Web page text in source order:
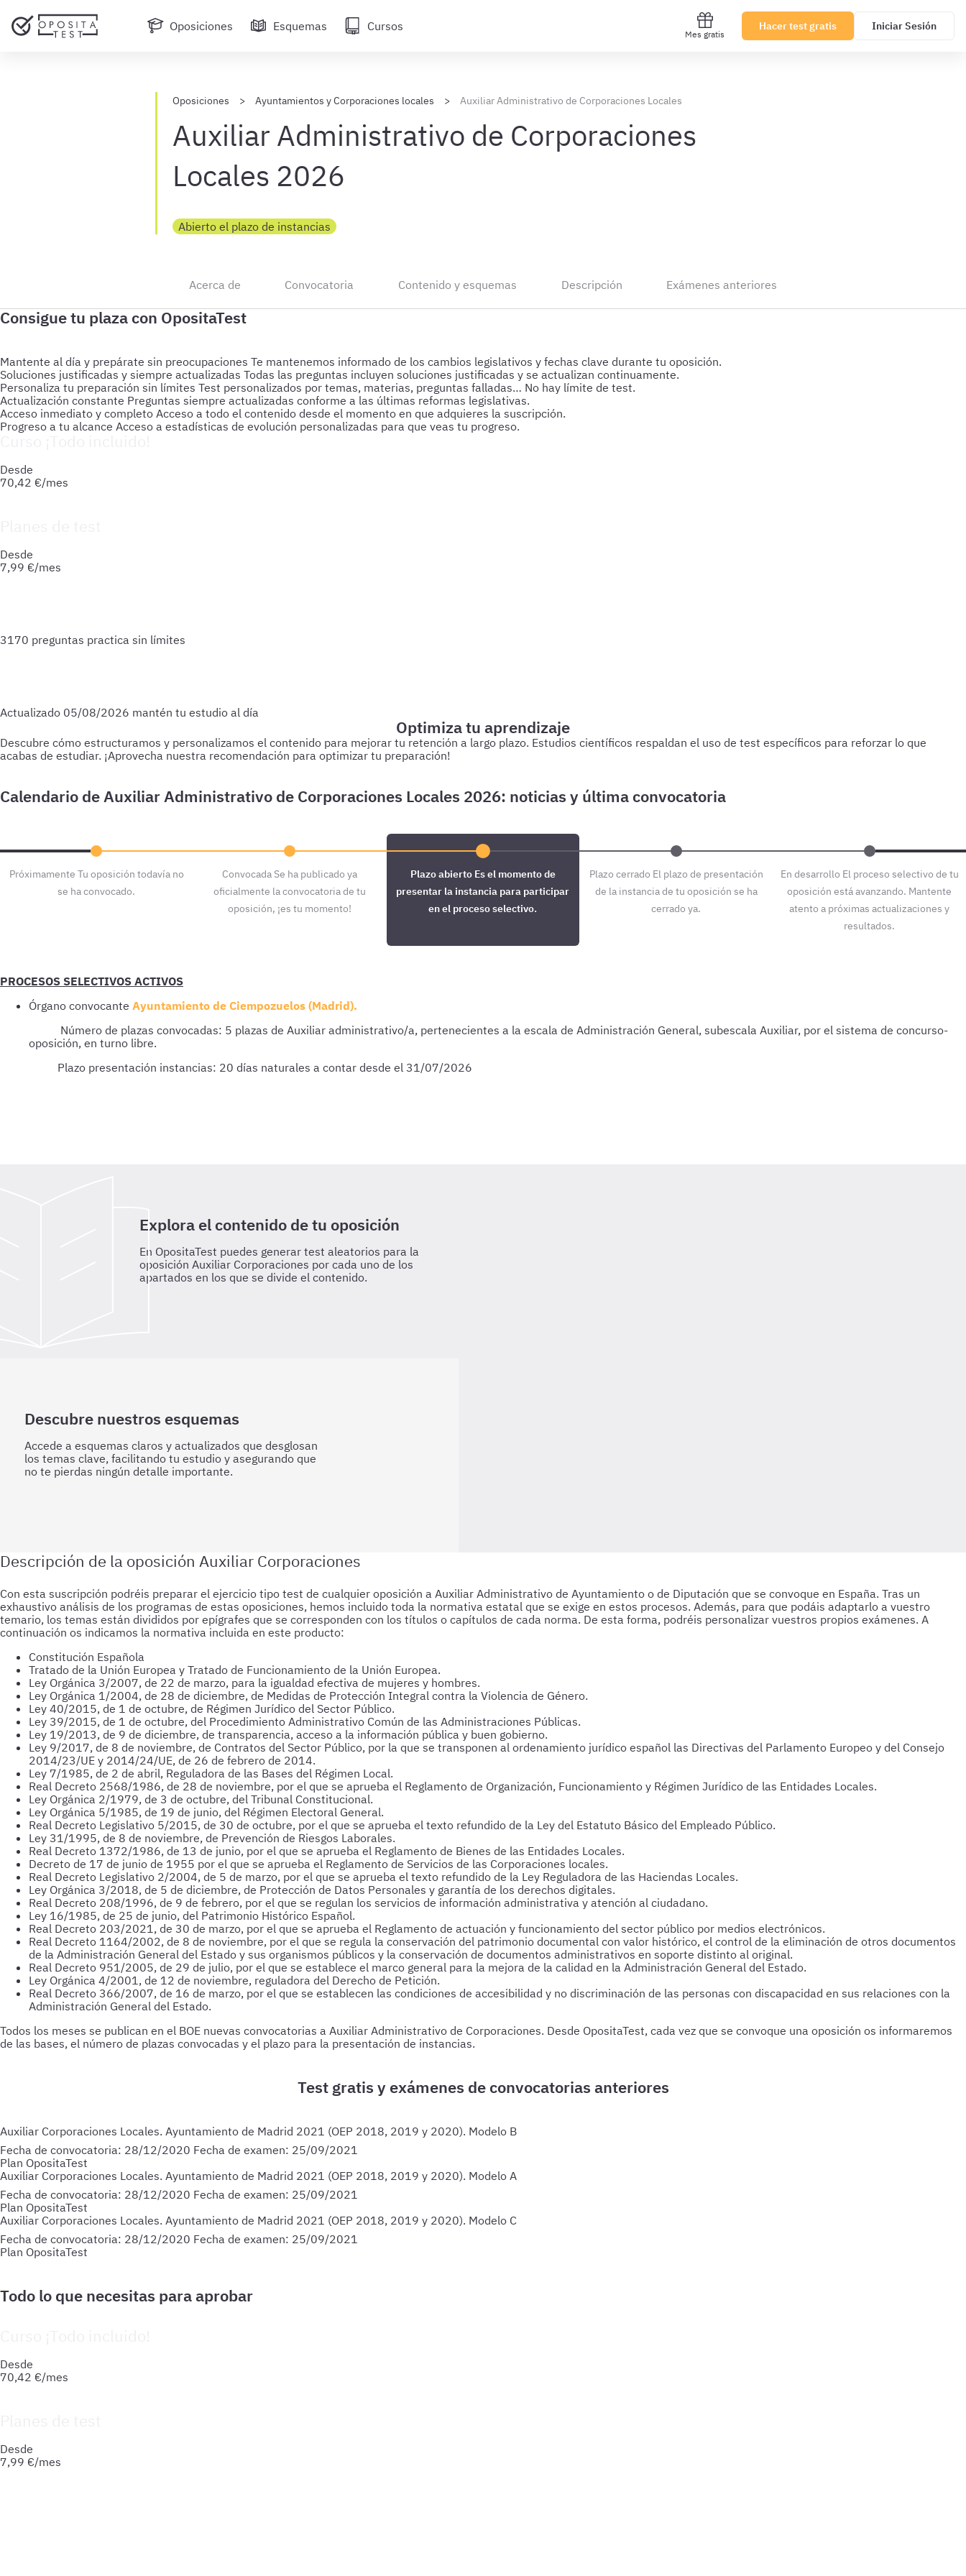
Oposiciones Esquemas Cursos
Mes gratis
Hacer test gratis Iniciar Sesión
Oposiciones Ayuntamientos y Corporaciones locales Auxiliar Administrativo de Corporaciones Locales
Auxiliar Administrativo de Corporaciones
Locales 2026
Abierto el plazo de instancias
Acerca de Convocatoria Contenido y esquemas Descripción Exámenes anteriores
Mantente al día y prepárate sin preocupaciones Te mantenemos informado de los cambios legislativos y fechas clave durante tu oposición.
Soluciones justificadas y siempre actualizadas Todas las preguntas incluyen soluciones justificadas y se actualizan continuamente.
Personaliza tu preparación sin límites Test personalizados por temas, materias, preguntas falladas… No hay límite de test.
Actualización constante Preguntas siempre actualizadas conforme a las últimas reformas legislativas.
Acceso inmediato y completo Acceso a todo el contenido desde el momento en que adquieres la suscripción.
Progreso a tu alcance Acceso a estadísticas de evolución personalizadas para que veas tu progreso.
Desde
70,42 €/mes
Desde
7,99 €/mes
3170 preguntas practica sin límites
Actualizado 05/08/2026 mantén tu estudio al día
Optimiza tu aprendizaje
Descubre cómo estructuramos y personalizamos el contenido para mejorar tu retención a largo plazo. Estudios científicos respaldan el uso de test específicos para reforzar lo que
acabas de estudiar. ¡Aprovecha nuestra recomendación para optimizar tu preparación!
Próximamente Tu oposición todavía no
se ha convocado.
Convocada Se ha publicado ya
oficialmente la convocatoria de tu
oposición, ¡es tu momento!
Plazo abierto Es el momento de
presentar la instancia para participar
en el proceso selectivo.
Plazo cerrado El plazo de presentación
de la instancia de tu oposición se ha
cerrado ya.
En desarrollo El proceso selectivo de tu
oposición está avanzando. Mantente
atento a próximas actualizaciones y
resultados.
PROCESOS SELECTIVOS ACTIVOS
Órgano convocante Ayuntamiento de Ciempozuelos (Madrid).
Número de plazas convocadas: 5 plazas de Auxiliar administrativo/a, pertenecientes a la escala de Administración General, subescala Auxiliar, por el sistema de concurso-
oposición, en turno libre.
Plazo presentación instancias: 20 días naturales a contar desde el 31/07/2026
Explora el contenido de tu oposición
En OpositaTest puedes generar test aleatorios para la
oposición Auxiliar Corporaciones por cada uno de los
apartados en los que se divide el contenido.
Descubre nuestros esquemas
Accede a esquemas claros y actualizados que desglosan
los temas clave, facilitando tu estudio y asegurando que
no te pierdas ningún detalle importante.
Con esta suscripción podréis preparar el ejercicio tipo test de cualquier oposición a Auxiliar Administrativo de Ayuntamiento o de Diputación que se convoque en España. Tras un
exhaustivo análisis de los programas de estas oposiciones, hemos incluido toda la normativa estatal que se exige en estos procesos. Además, para que podáis adaptarlo a vuestro
temario, los temas están divididos por epígrafes que se corresponden con los títulos o capítulos de cada norma. De esta forma, podréis personalizar vuestros propios exámenes. A
continuación os indicamos la normativa incluida en este producto:
Constitución Española
Tratado de la Unión Europea y Tratado de Funcionamiento de la Unión Europea.
Ley Orgánica 3/2007, de 22 de marzo, para la igualdad efectiva de mujeres y hombres.
Ley Orgánica 1/2004, de 28 de diciembre, de Medidas de Protección Integral contra la Violencia de Género.
Ley 40/2015, de 1 de octubre, de Régimen Jurídico del Sector Público.
Ley 39/2015, de 1 de octubre, del Procedimiento Administrativo Común de las Administraciones Públicas.
Ley 19/2013, de 9 de diciembre, de transparencia, acceso a la información pública y buen gobierno.
Ley 9/2017, de 8 de noviembre, de Contratos del Sector Público, por la que se transponen al ordenamiento jurídico español las Directivas del Parlamento Europeo y del Consejo
2014/23/UE y 2014/24/UE, de 26 de febrero de 2014.
Ley 7/1985, de 2 de abril, Reguladora de las Bases del Régimen Local.
Real Decreto 2568/1986, de 28 de noviembre, por el que se aprueba el Reglamento de Organización, Funcionamiento y Régimen Jurídico de las Entidades Locales.
Ley Orgánica 2/1979, de 3 de octubre, del Tribunal Constitucional.
Ley Orgánica 5/1985, de 19 de junio, del Régimen Electoral General.
Real Decreto Legislativo 5/2015, de 30 de octubre, por el que se aprueba el texto refundido de la Ley del Estatuto Básico del Empleado Público.
Ley 31/1995, de 8 de noviembre, de Prevención de Riesgos Laborales.
Real Decreto 1372/1986, de 13 de junio, por el que se aprueba el Reglamento de Bienes de las Entidades Locales.
Decreto de 17 de junio de 1955 por el que se aprueba el Reglamento de Servicios de las Corporaciones locales.
Real Decreto Legislativo 2/2004, de 5 de marzo, por el que se aprueba el texto refundido de la Ley Reguladora de las Haciendas Locales.
Ley Orgánica 3/2018, de 5 de diciembre, de Protección de Datos Personales y garantía de los derechos digitales.
Real Decreto 208/1996, de 9 de febrero, por el que se regulan los servicios de información administrativa y atención al ciudadano.
Ley 16/1985, de 25 de junio, del Patrimonio Histórico Español.
Real Decreto 203/2021, de 30 de marzo, por el que se aprueba el Reglamento de actuación y funcionamiento del sector público por medios electrónicos.
Real Decreto 1164/2002, de 8 de noviembre, por el que se regula la conservación del patrimonio documental con valor histórico, el control de la eliminación de otros documentos
de la Administración General del Estado y sus organismos públicos y la conservación de documentos administrativos en soporte distinto al original.
Real Decreto 951/2005, de 29 de julio, por el que se establece el marco general para la mejora de la calidad en la Administración General del Estado.
Ley Orgánica 4/2001, de 12 de noviembre, reguladora del Derecho de Petición.
Real Decreto 366/2007, de 16 de marzo, por el que se establecen las condiciones de accesibilidad y no discriminación de las personas con discapacidad en sus relaciones con la
Administración General del Estado.
Todos los meses se publican en el BOE nuevas convocatorias a Auxiliar Administrativo de Corporaciones. Desde OpositaTest, cada vez que se convoque una oposición os informaremos
de las bases, el número de plazas convocadas y el plazo para la presentación de instancias.
Auxiliar Corporaciones Locales. Ayuntamiento de Madrid 2021 (OEP 2018, 2019 y 2020). Modelo B
Fecha de convocatoria: 28/12/2020 Fecha de examen: 25/09/2021
Plan OpositaTest
Auxiliar Corporaciones Locales. Ayuntamiento de Madrid 2021 (OEP 2018, 2019 y 2020). Modelo A
Fecha de convocatoria: 28/12/2020 Fecha de examen: 25/09/2021
Plan OpositaTest
Auxiliar Corporaciones Locales. Ayuntamiento de Madrid 2021 (OEP 2018, 2019 y 2020). Modelo C
Fecha de convocatoria: 28/12/2020 Fecha de examen: 25/09/2021
Plan OpositaTest
Desde
70,42 €/mes
Desde
7,99 €/mes